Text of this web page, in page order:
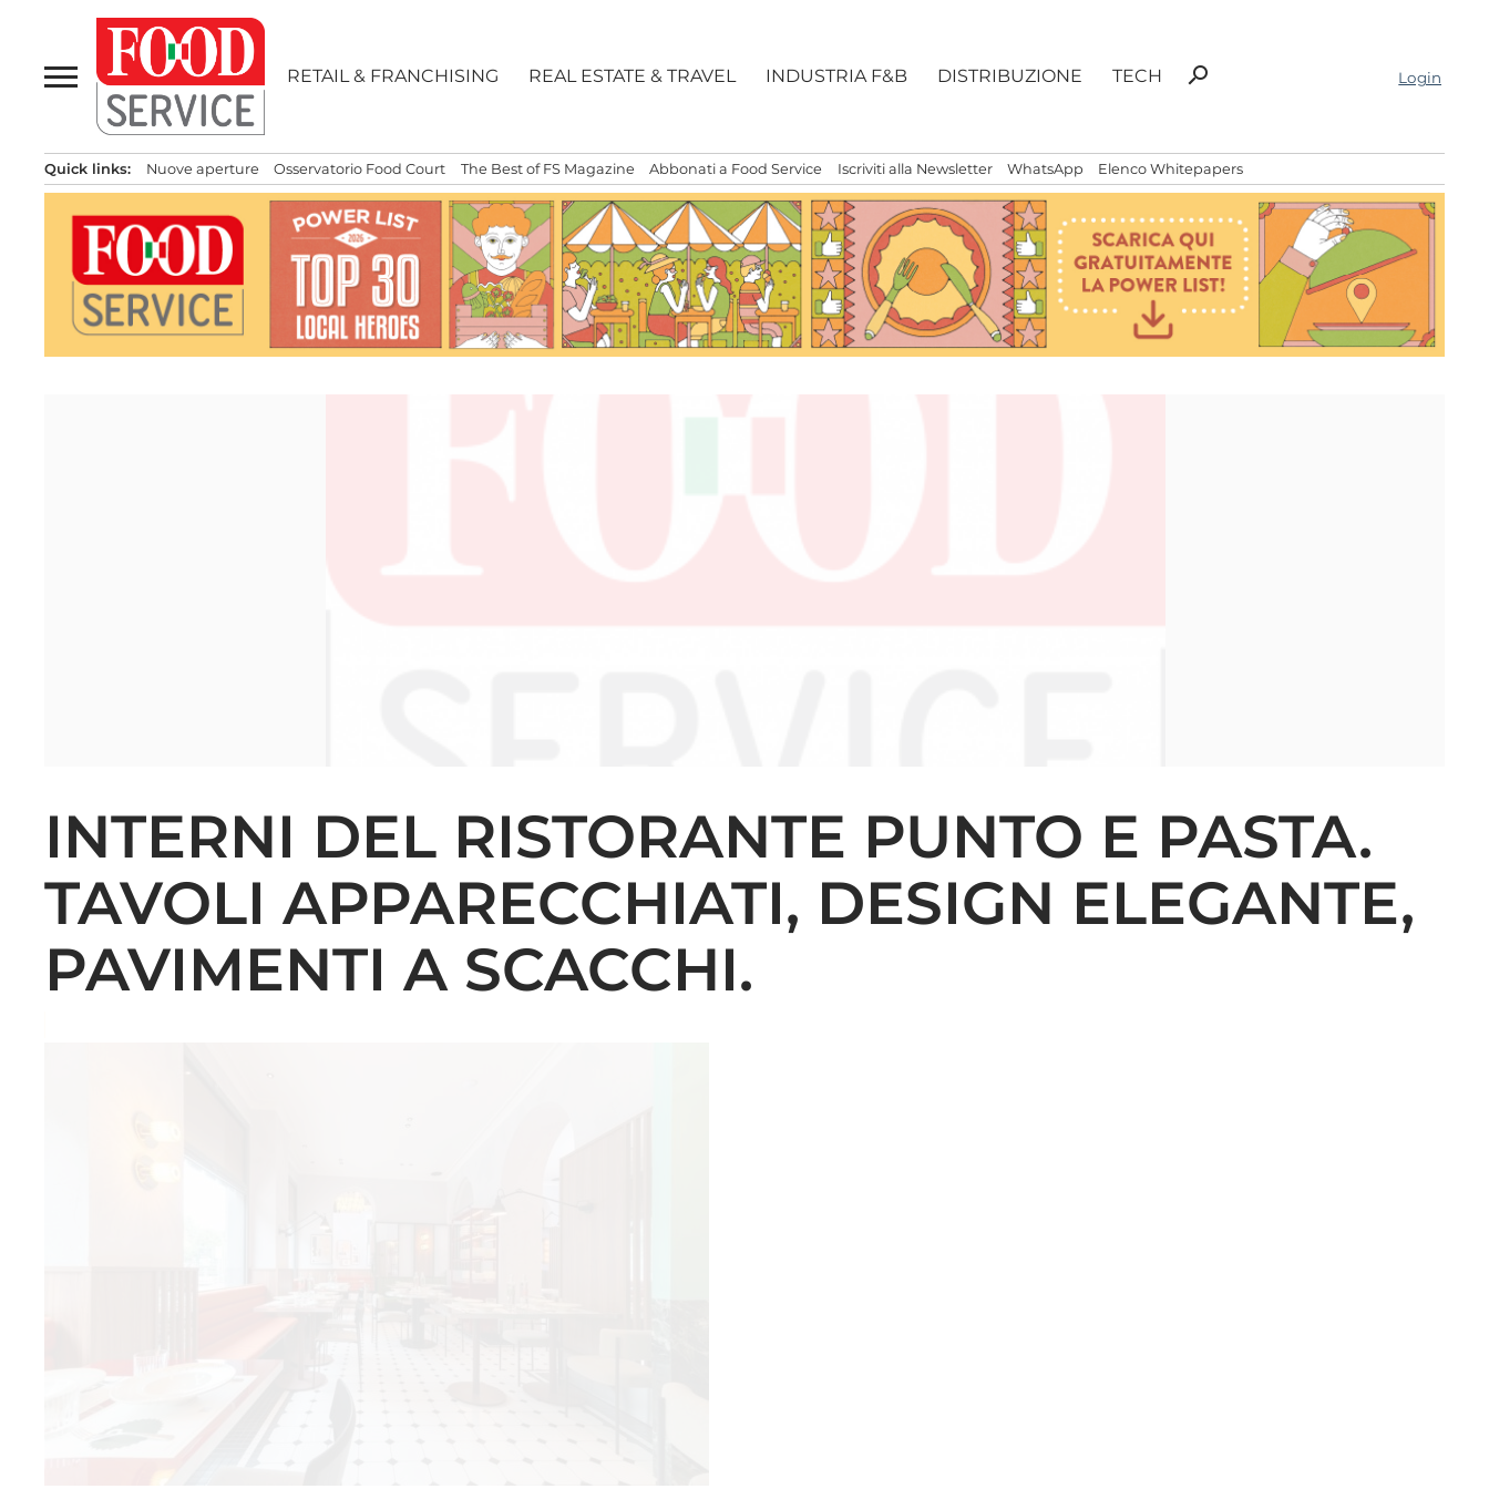
contenuto
RETAIL & FRANCHISING REAL ESTATE & TRAVEL INDUSTRIA F&B DISTRIBUZIONE TECH
Ricerca
search Login
Quick links: Nuove aperture Osservatorio Food Court The Best of FS Magazine Abbonati a Food Service Iscriviti alla Newsletter WhatsApp Elenco Whitepapers
INTERNI DEL RISTORANTE PUNTO E PASTA.
TAVOLI APPARECCHIATI, DESIGN ELEGANTE,
PAVIMENTI A SCACCHI.